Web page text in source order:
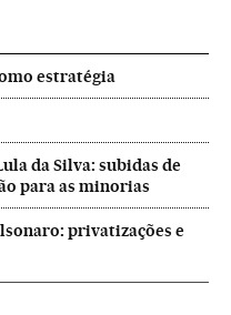
estratégia
da Silva: subidas de
para as minorias
privatizações e